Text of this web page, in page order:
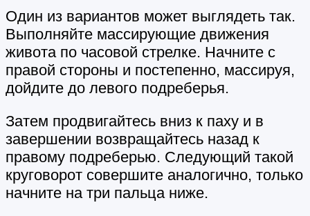
Один из вариантов может выглядеть так.
Выполняйте массирующие движения
живота по часовой стрелке. Начните с
правой стороны и постепенно, массируя,
дойдите до левого подреберья.
Затем продвигайтесь вниз к паху и в
завершении возвращайтесь назад к
правому подреберью. Следующий такой
круговорот совершите аналогично, только
начните на три пальца ниже.